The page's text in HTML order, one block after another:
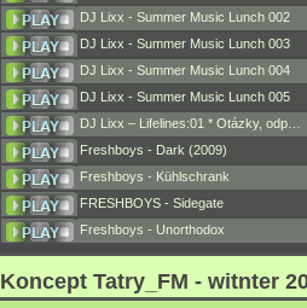
DJ Lixx - Summer Music Lunch 002
DJ Lixx - Summer Music Lunch 003
DJ Lixx - Summer Music Lunch 004
DJ Lixx - Summer Music Lunch 005
DJ Lixx – Lifelines:01 * Otázky, odp…
Freshboys - Dark (2009)
Freshboys - Kühlschrank
FRESHBOYS - Sidegate
Freshboys - Unorthodox
Koncept Tatry_FM - witnter